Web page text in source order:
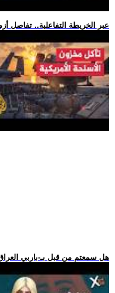
.. عبر الخريطة التفاعلية.. تفاصل
.. هل سمعتم من قبل بـ-باربي